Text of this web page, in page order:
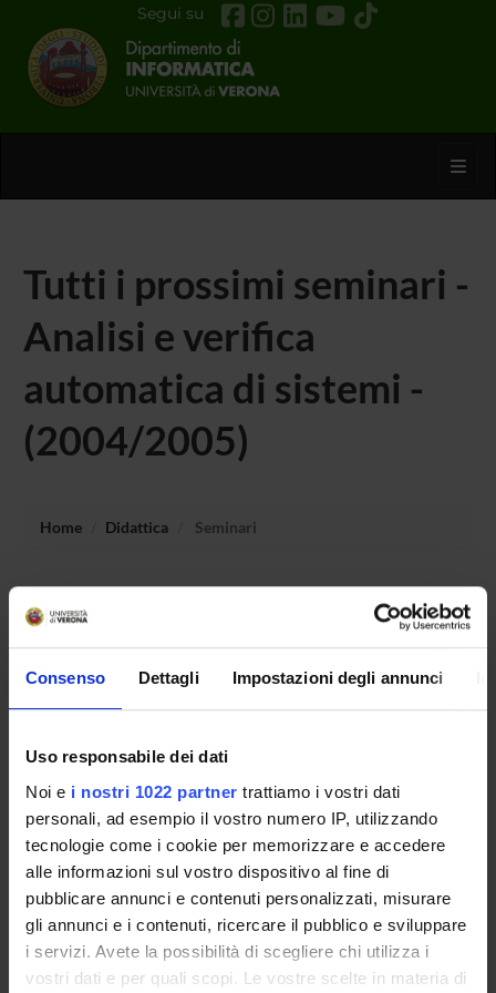
Consenso Dettagli Impostazioni degli annunci
Uso responsabile dei dati
Noi e i nostri 1022 partner trattiamo i vostri dati
personali, ad esempio il vostro numero IP, utilizzando
tecnologie come i cookie per memorizzare e accedere
alle informazioni sul vostro dispositivo al fine di
pubblicare annunci e contenuti personalizzati, misurare
gli annunci e i contenuti, ricercare il pubblico e sviluppare
i servizi. Avete la possibilità di scegliere chi utilizza i
vostri dati e per quali scopi. Le vostre scelte in materia di
Segui su
Tutti i prossimi seminari -
Analisi e verifica
automatica di sistemi -
(2004/2005)
Home Didattica Seminari
Non è stato trovato alcun seminario relativo
all'insegnamento Analisi e verifica automatica di sistemi.
CORSI DI STUDIO
DOTTORATI, MASTER E FORMAZIONE SUPERIORE
Contatti
Persone
Luoghi
Calendario